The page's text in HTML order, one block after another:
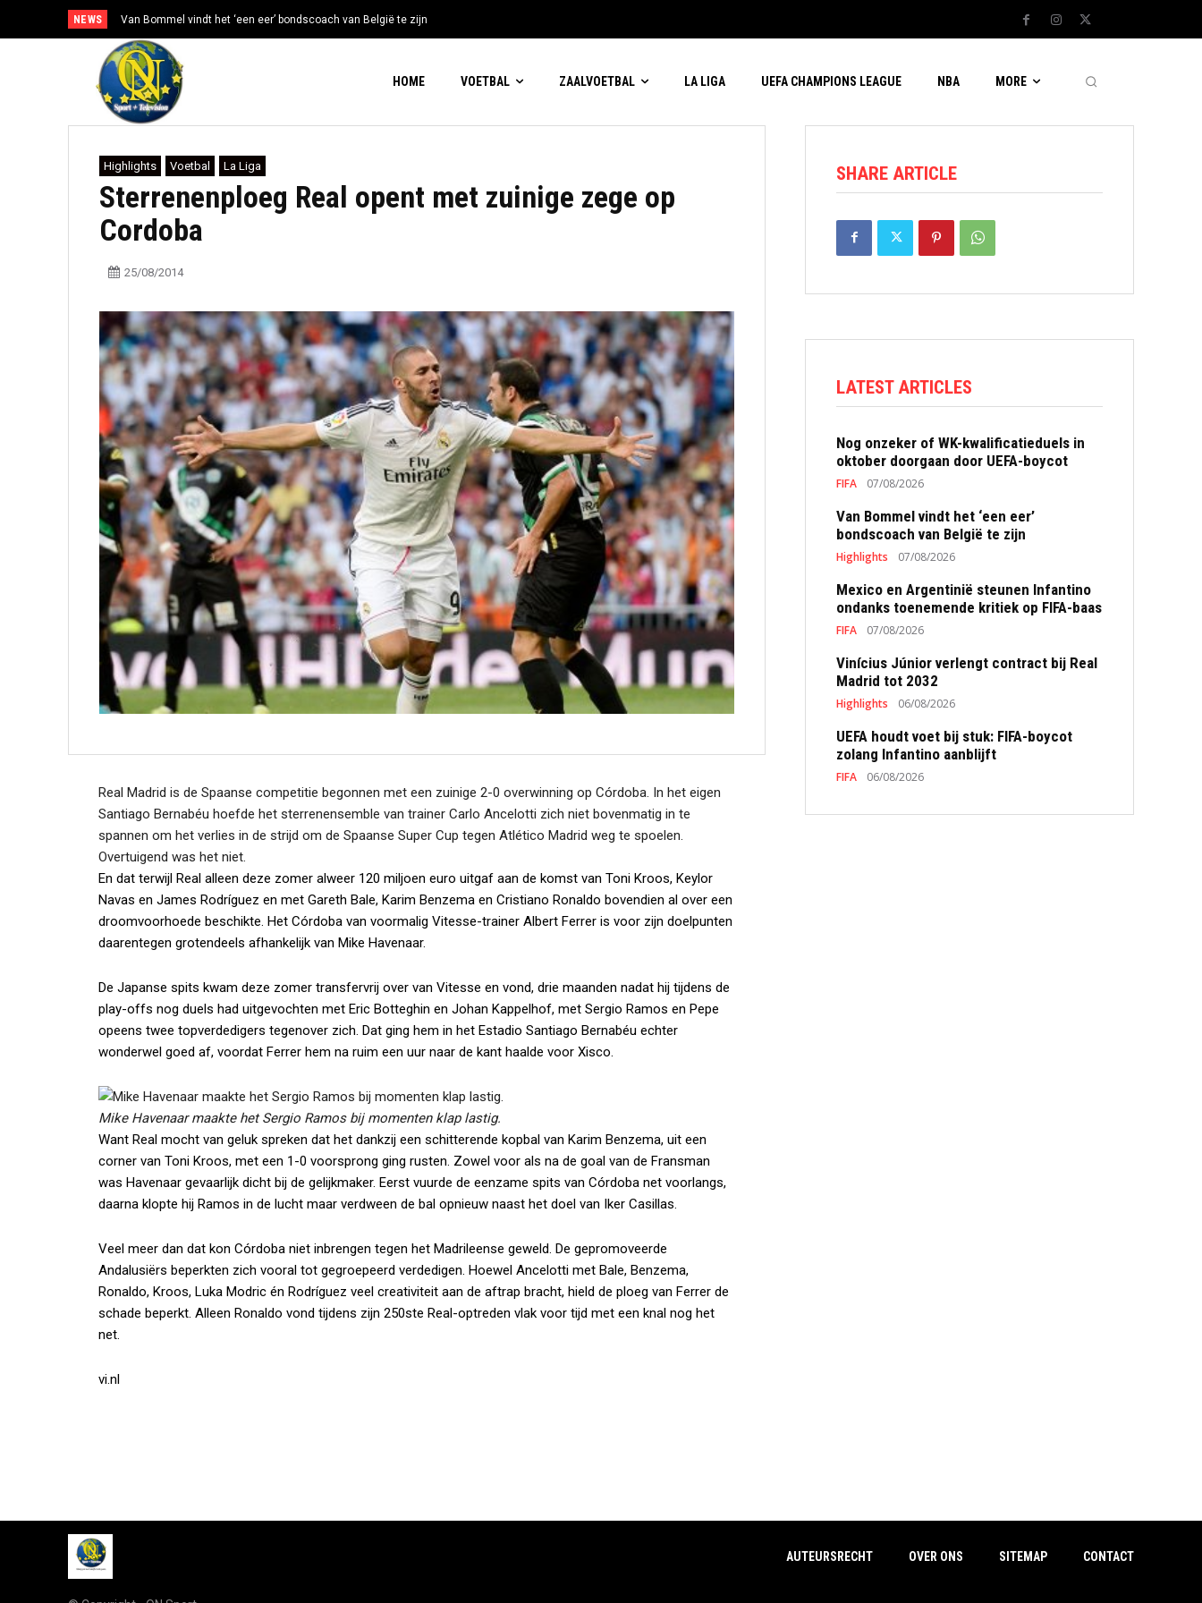
NEWS Van Bommel vindt het ‘een eer’ bondscoach van België te zijn
HOME VOETBAL ZAALVOETBAL LA LIGA UEFA CHAMPIONS LEAGUE NBA MORE
Highlights Voetbal La Liga
Sterrenenploeg Real opent met zuinige zege op
Cordoba
25/08/2014
Real Madrid is de Spaanse competitie begonnen met een zuinige 2-0 overwinning op Córdoba. In het eigen
Santiago Bernabéu hoefde het sterrenensemble van trainer Carlo Ancelotti zich niet bovenmatig in te
spannen om het verlies in de strijd om de Spaanse Super Cup tegen Atlético Madrid weg te spoelen.
Overtuigend was het niet.
En dat terwijl Real alleen deze zomer alweer 120 miljoen euro uitgaf aan de komst van Toni Kroos, Keylor
Navas en James Rodríguez en met Gareth Bale, Karim Benzema en Cristiano Ronaldo bovendien al over een
droomvoorhoede beschikte. Het Córdoba van voormalig Vitesse-trainer Albert Ferrer is voor zijn doelpunten
daarentegen grotendeels afhankelijk van Mike Havenaar.
De Japanse spits kwam deze zomer transfervrij over van Vitesse en vond, drie maanden nadat hij tijdens de
play-offs nog duels had uitgevochten met Eric Botteghin en Johan Kappelhof, met Sergio Ramos en Pepe
opeens twee topverdedigers tegenover zich. Dat ging hem in het Estadio Santiago Bernabéu echter
wonderwel goed af, voordat Ferrer hem na ruim een uur naar de kant haalde voor Xisco.
Mike Havenaar maakte het Sergio Ramos bij momenten klap lastig.
Want Real mocht van geluk spreken dat het dankzij een schitterende kopbal van Karim Benzema, uit een
corner van Toni Kroos, met een 1-0 voorsprong ging rusten. Zowel voor als na de goal van de Fransman
was Havenaar gevaarlijk dicht bij de gelijkmaker. Eerst vuurde de eenzame spits van Córdoba net voorlangs,
daarna klopte hij Ramos in de lucht maar verdween de bal opnieuw naast het doel van Iker Casillas.
Veel meer dan dat kon Córdoba niet inbrengen tegen het Madrileense geweld. De gepromoveerde
Andalusiërs beperkten zich vooral tot gegroepeerd verdedigen. Hoewel Ancelotti met Bale, Benzema,
Ronaldo, Kroos, Luka Modric én Rodríguez veel creativiteit aan de aftrap bracht, hield de ploeg van Ferrer de
schade beperkt. Alleen Ronaldo vond tijdens zijn 250ste Real-optreden vlak voor tijd met een knal nog het
net.
vi.nl
SHARE ARTICLE
LATEST ARTICLES
Nog onzeker of WK-kwalificatieduels in
oktober doorgaan door UEFA-boycot
FIFA 07/08/2026
Van Bommel vindt het ‘een eer’
bondscoach van België te zijn
Highlights 07/08/2026
Mexico en Argentinië steunen Infantino
ondanks toenemende kritiek op FIFA-baas
FIFA 07/08/2026
Vinícius Júnior verlengt contract bij Real
Madrid tot 2032
Highlights 06/08/2026
UEFA houdt voet bij stuk: FIFA-boycot
zolang Infantino aanblijft
FIFA 06/08/2026
AUTEURSRECHT OVER ONS SITEMAP CONTACT